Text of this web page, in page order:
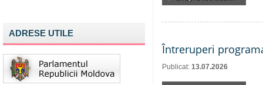
ADRESE UTILE
Întreruperi
Publicat: 13.07.2026